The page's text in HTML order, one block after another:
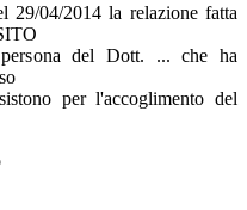
04/2014 la relazione fatta
del Dott. ... che ha
per l'accoglimento del